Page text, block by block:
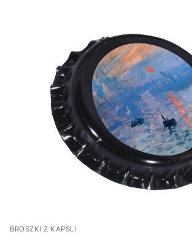
BROSZKI Z KAPSLI